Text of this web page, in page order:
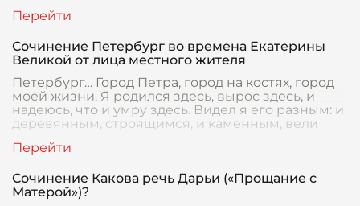
Сочинение Петербург во времена Екатерины
Великой от лица местного жителя
Петербург… Город Петра, город на костях, город
моей жизни. Я родился здесь, вырос здесь, и
надеюсь, что и умру здесь. Видел я его разным: и
деревянным, строящимся, и каменным, вели
Сочинение Какова речь Дарьи («Прощание с
Матерой»)?